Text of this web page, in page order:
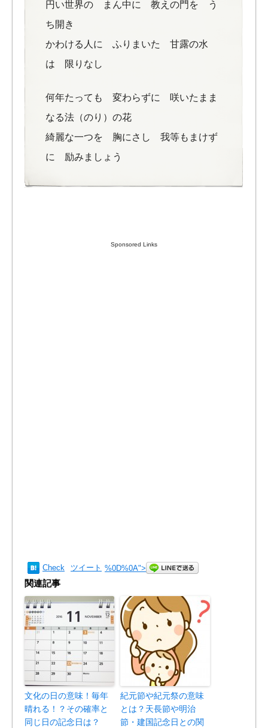
円い世界の まん中に 教えの門を う
ち開き
かわける人に ふりまいた 甘露の水
は 限りなし
何年たっても 変わらずに 咲いたまま
なる法（のり）の花
綺麗な一つを 胸にさし 我等もまけず
に 励みましょう
Sponsored Links
Check ツイート %0D%0A">
関連記事
文化の日の意味！毎年
晴れる！？その確率と
同じ日の記念日は？
紀元節や紀元祭の意味
とは？天長節や明治
節・建国記念日との関